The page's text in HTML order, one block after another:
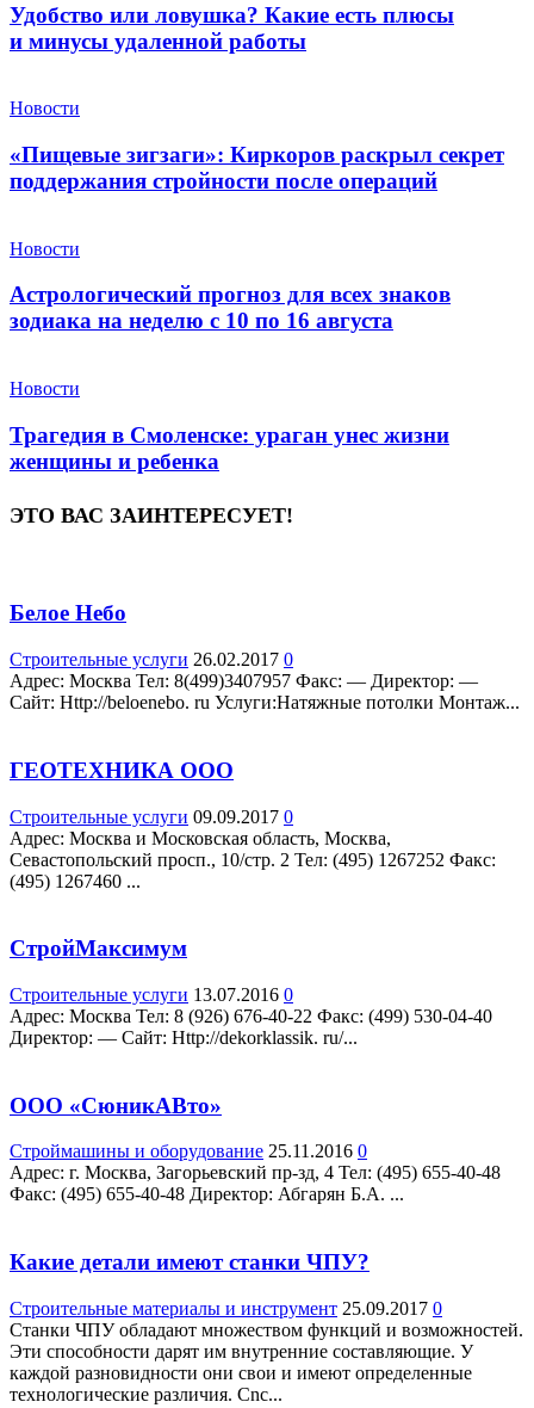
Удобство или ловушка? Какие есть плюсы
и минусы удаленной работы
Новости
«Пищевые зигзаги»: Киркоров раскрыл секрет
поддержания стройности после операций
Новости
Астрологический прогноз для всех знаков
зодиака на неделю с 10 по 16 августа
Новости
Трагедия в Смоленске: ураган унес жизни
женщины и ребенка
ЭТО ВАС ЗАИНТЕРЕСУЕТ!
Белое Небо
Строительные услуги 26.02.2017 0
Адрес: Москва Teл: 8(499)3407957 Факс: — Директор: —
Сайт: Http://beloenebo. ru Услуги:Натяжные потолки Монтаж...
ГЕОТЕХНИКА ООО
Строительные услуги 09.09.2017 0
Адрес: Москва и Московская область, Москва,
Севастопольский просп., 10/стр. 2 Teл: (495) 1267252 Факс:
(495) 1267460 ...
СтройМаксимум
Строительные услуги 13.07.2016 0
Адрес: Москва Teл: 8 (926) 676-40-22 Факс: (499) 530-04-40
Директор: — Сайт: Http://dekorklassik. ru/...
ООО «СюникАВто»
Строймашины и оборудование 25.11.2016 0
Адрес: г. Москва, Загорьевский пр-зд, 4 Teл: (495) 655-40-48
Факс: (495) 655-40-48 Директор: Абгарян Б.А. ...
Какие детали имеют станки ЧПУ?
Строительные материалы и инструмент 25.09.2017 0
Станки ЧПУ обладают множеством функций и возможностей.
Эти способности дарят им внутренние составляющие. У
каждой разновидности они свои и имеют определенные
технологические различия. Cnc...